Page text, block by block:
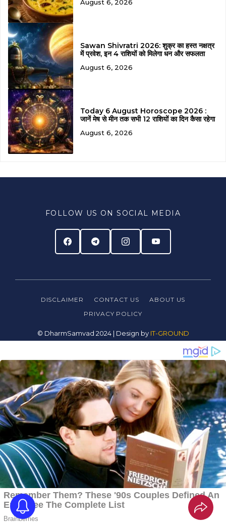
August 6, 2026
Sawan Shivratri 2026: शुक्र का हस्त नक्षत्र
में प्रवेश, इन 4 राशियों को मिलेगा धन और सफलता
August 6, 2026
Today 6 August Horoscope 2026 :
जानें मेष से मीन तक सभी 12 राशियों का दिन कैसा रहेगा
August 6, 2026
FOLLOW US ON SOCIAL MEDIA
DISCLAIMER CONTACT US
ABOUT US
PRIVACY POLICY
© DharmSamvad 2024 | Design byIT-GROUND